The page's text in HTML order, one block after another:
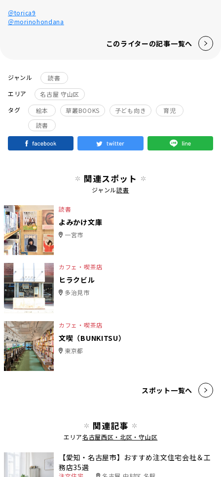
＠torica9
＠morinohondana
このライターの記事一覧へ
ジャンル
読書
エリア
名古屋 守山区
タグ
絵本 草叢BOOKS 子ども向き
育児
読書
関連スポット
ジャンル読書
読書
よみかけ文庫
一宮市
カフェ・喫茶店
ヒラクビル
多治見市
カフェ・喫茶店
文喫（BUNKITSU）
東京都
スポット一覧へ
関連記事
エリア名古屋西区・北区・守山区
【愛知・名古屋市】おすすめ注文住宅会社＆工
務店35選